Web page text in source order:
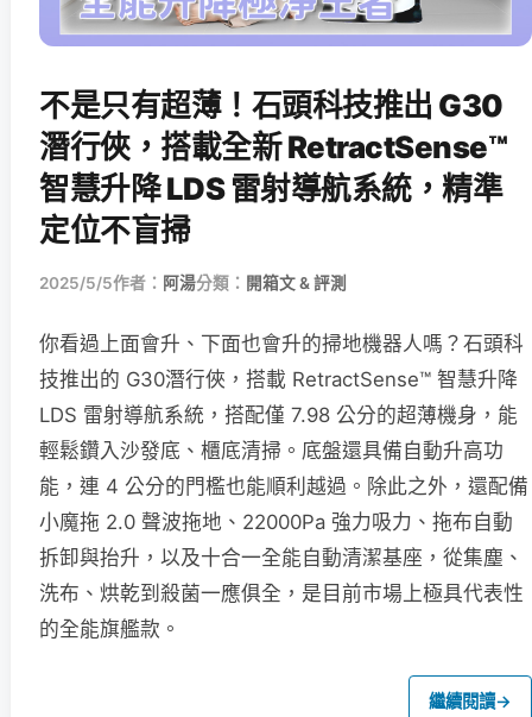
不是只有超薄！石頭科技推出 G30
潛行俠，搭載全新 RetractSense™
智慧升降 LDS 雷射導航系統，精準
定位不盲掃
2025/5/5作者： 阿湯分類： 開箱文 & 評測
你看過上面會升、下面也會升的掃地機器人嗎？石頭科
技推出的 G30潛行俠，搭載 RetractSense™ 智慧升降
LDS 雷射導航系統，搭配僅 7.98 公分的超薄機身，能
輕鬆鑽入沙發底、櫃底清掃。底盤還具備自動升高功
能，連 4 公分的門檻也能順利越過。除此之外，還配備
小魔拖 2.0 聲波拖地、22000Pa 強力吸力、拖布自動
拆卸與抬升，以及十合一全能自動清潔基座，從集塵、
洗布、烘乾到殺菌一應俱全，是目前市場上極具代表性
的全能旗艦款。
繼續閱讀→